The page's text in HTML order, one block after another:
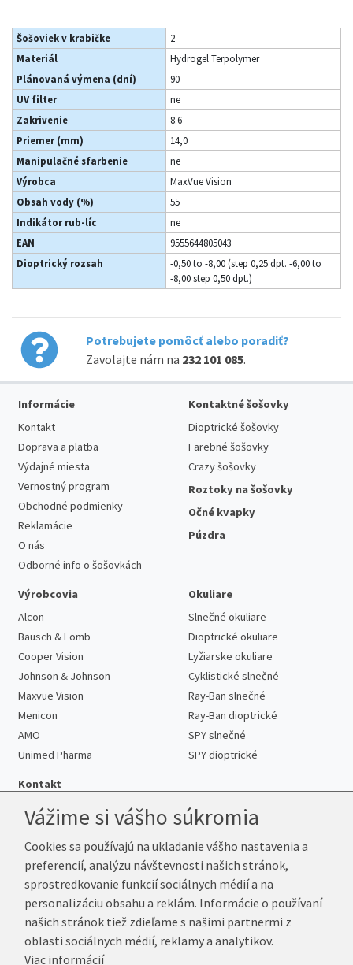
Šošoviek v krabičke
2
Materiál
Hydrogel Terpolymer
Plánovaná výmena (dní)
90
UV filter
ne
Zakrivenie
8.6
Priemer (mm)
14,0
Manipulačné sfarbenie
ne
Výrobca
MaxVue Vision
Obsah vody (%)
55
Indikátor rub-líc
ne
EAN
9555644805043
Dioptrický rozsah
-0,50 to -8,00 (step 0,25 dpt. -6,00 to
-8,00 step 0,50 dpt.)
Potrebujete pomôcť alebo poradiť?
Zavolajte nám na 232 101 085.
Informácie
Kontakt
Doprava a platba
Výdajné miesta
Vernostný program
Obchodné podmienky
Reklamácie
O nás
Odborné info o šošovkách
Kontaktné šošovky
Dioptrické šošovky
Farebné šošovky
Crazy šošovky
Roztoky na šošovky
Očné kvapky
Púzdra
Výrobcovia
Alcon
Bausch & Lomb
Cooper Vision
Johnson & Johnson
Maxvue Vision
Menicon
AMO
Unimed Pharma
Okuliare
Slnečné okuliare
Dioptrické okuliare
Lyžiarske okuliare
Cyklistické slnečné
Ray-Ban slnečné
Ray-Ban dioptrické
SPY slnečné
SPY dioptrické
Kontakt
Telefón:+421 222 205 863
E-mail:info@kup-sosovky.sk
Reklamačná adresa
Andrea Votavová
Revoluční 1017
290 01 Poděbrady
Vážime si vášho súkromia
Cookies sa používajú na ukladanie vášho nastavenia a
preferencií, analýzu návštevnosti našich stránok,
sprostredkovanie funkcií sociálnych médií a na
personalizáciu obsahu a reklám. Informácie o používaní
našich stránok tiež zdieľame s našimi partnermi z
oblasti sociálnych médií, reklamy a analytikov.
Viac informácií